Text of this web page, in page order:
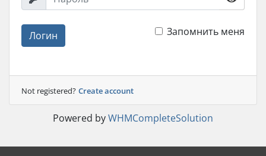
Логин Запомнить меня
Not registered? Create account
Powered byWHMCompleteSolution